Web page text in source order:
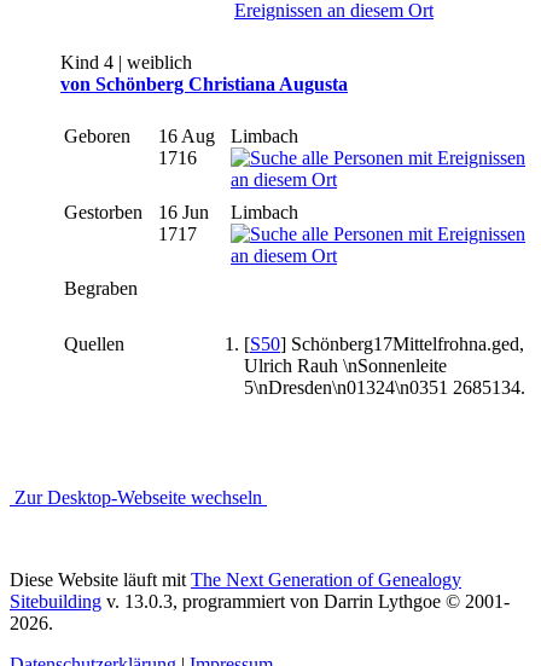
Kind 4 | weiblich
von Schönberg Christiana Augusta
Geboren
16 Aug
1716
Limbach
Gestorben
16 Jun
1717
Limbach
Begraben
Quellen [S50] Schönberg17Mittelfrohna.ged,
Ulrich Rauh \nSonnenleite
5\nDresden\n01324\n0351 2685134.
Zur Desktop-Webseite wechseln
Diese Website läuft mit The Next Generation of Genealogy
Sitebuilding v. 13.0.3, programmiert von Darrin Lythgoe © 2001-
2026.